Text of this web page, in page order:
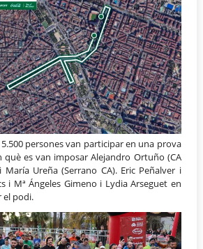
persones van participar en una prova
què es van imposar Alejandro Ortuño (CA
María Ureña (Serrano CA). Eric Peñalver i
i Mª Ángeles Gimeno i Lydia Arseguet en
el podi.